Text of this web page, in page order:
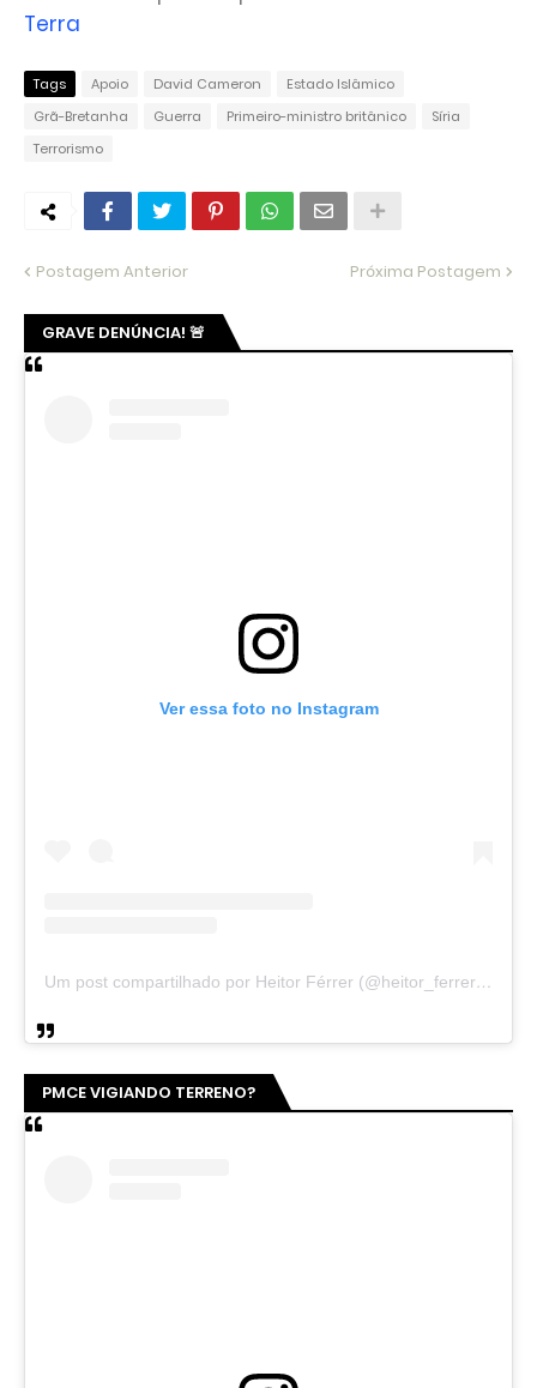
Terra
Tags Apoio David Cameron
Estado Islâmico
Grã-Bretanha
Guerra Primeiro-ministro britânico
Síria
Terrorismo
Postagem Anterior Próxima Postagem
GRAVE DENÚNCIA! 🚨
Ver essa foto no Instagram
Um post compartilhado por Heitor Férrer (@heitor_ferrer77)
PMCE VIGIANDO TERRENO?